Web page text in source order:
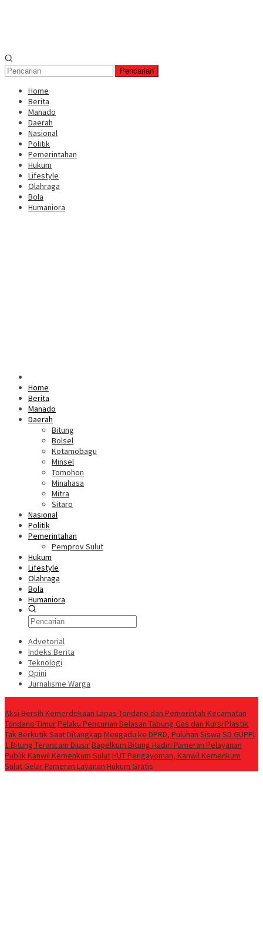
Pencarian
Home
Berita
Manado
Daerah
Nasional
Politik
Pemerintahan
Hukum
Lifestyle
Olahraga
Bola
Humaniora
Home
Berita
Manado
Daerah
Bitung
Bolsel
Kotamobagu
Minsel
Tomohon
Minahasa
Mitra
Sitaro
Nasional
Politik
Pemerintahan
Pemprov Sulut
Hukum
Lifestyle
Olahraga
Bola
Humaniora
Advetorial
Indeks Berita
Teknologi
Opini
Jurnalisme Warga
Aksi Bersih Kemerdekaan Lapas Tondano dan Pemerintah Kecamatan
Tondano TimurPelaku Pencurian Belasan Tabung Gas dan Kursi Plastik
Tak Berkutik Saat Ditangkap Mengadu ke DPRD, Puluhan Siswa SD GUPPI
1 Bitung Terancam Diusir‎Bapelkum Bitung Hadiri Pameran Pelayanan
Publik Kanwil Kemenkum SulutHUT Pengayoman, Kanwil Kemenkum
Sulut Gelar Pameran Layanan Hukum Gratis